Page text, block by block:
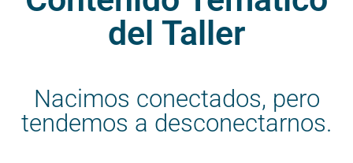
del Taller
Nacimos conectados, pero
tendemos a desconectarnos.